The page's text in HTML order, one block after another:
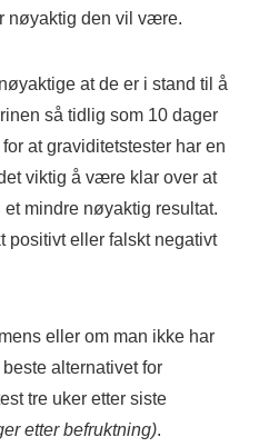
nøyaktig den vil være.
at de er i stand til å
så tidlig som 10 dager
at graviditetstester har en
viktig å være klar over at
mindre nøyaktig resultat.
positivt eller falskt negativt
eller om man ikke har
alternativet for
tre uker etter siste
etter befruktning).